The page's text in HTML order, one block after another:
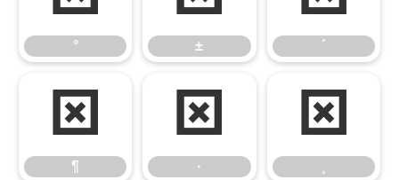
° ± ´
¶
¶
·
·
¸